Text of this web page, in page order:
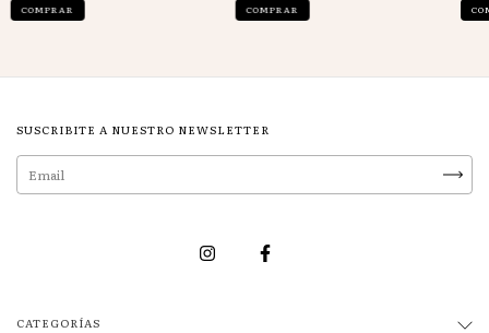
COMPRAR COMPRAR
SUSCRIBITE A NUESTRO NEWSLETTER
CATEGORÍAS